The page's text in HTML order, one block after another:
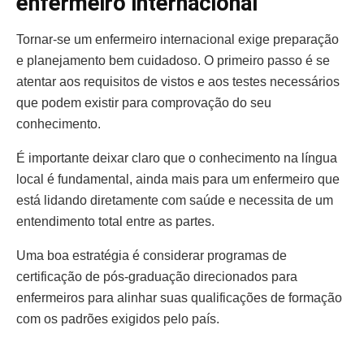
Tornar-se um enfermeiro internacional exige preparação
e planejamento bem cuidadoso. O primeiro passo é se
atentar aos requisitos de vistos e aos testes necessários
que podem existir para comprovação do seu
conhecimento.
É importante deixar claro que o conhecimento na língua
local é fundamental, ainda mais para um enfermeiro que
está lidando diretamente com saúde e necessita de um
entendimento total entre as partes.
Uma boa estratégia é considerar programas de
certificação de pós-graduação direcionados para
enfermeiros para alinhar suas qualificações de formação
com os padrões exigidos pelo país.